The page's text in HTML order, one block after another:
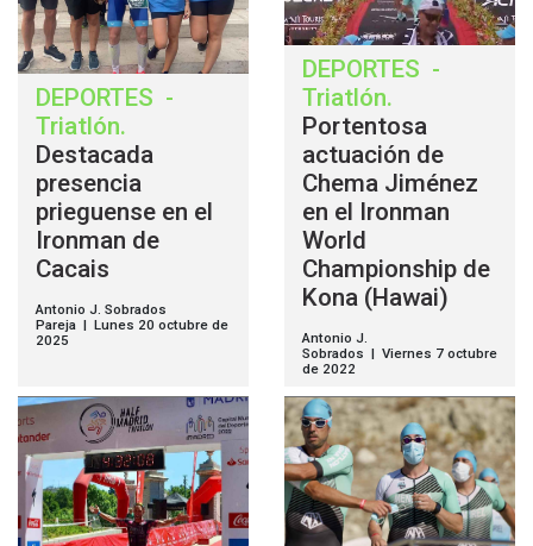
DEPORTES -
Triatlón.
Destacada
presencia
prieguense en el
Ironman de
Cacais
Antonio J. Sobrados
Pareja | Lunes 20 octubre de
2025
DEPORTES -
Triatlón.
Portentosa
actuación de
Chema Jiménez
en el Ironman
World
Championship de
Kona (Hawai)
Antonio J.
Sobrados | Viernes 7 octubre
de 2022